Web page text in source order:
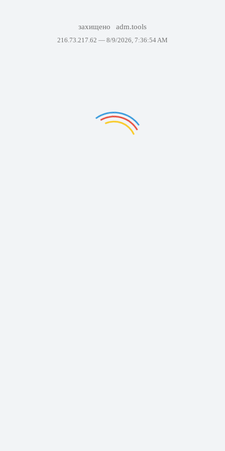
захищено adm.tools
216.73.217.62 — 8/9/2026, 7:36:54 AM